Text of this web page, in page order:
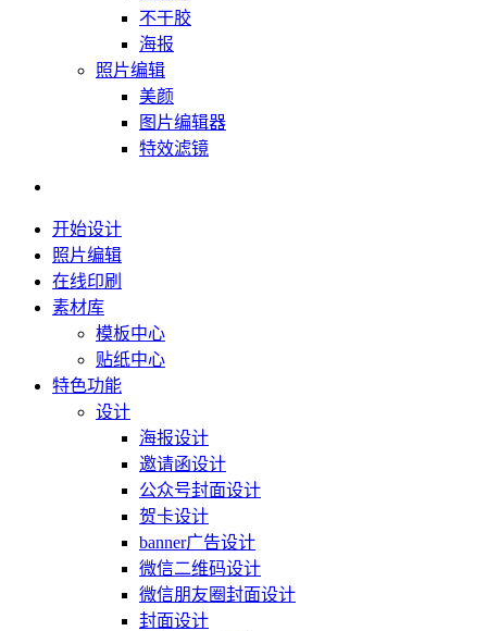
不干胶
海报
照片编辑
美颜
图片编辑器
特效滤镜
开始设计
照片编辑
在线印刷
素材库
模板中心
贴纸中心
特色功能
设计
海报设计
邀请函设计
公众号封面设计
贺卡设计
banner广告设计
微信二维码设计
微信朋友圈封面设计
封面设计